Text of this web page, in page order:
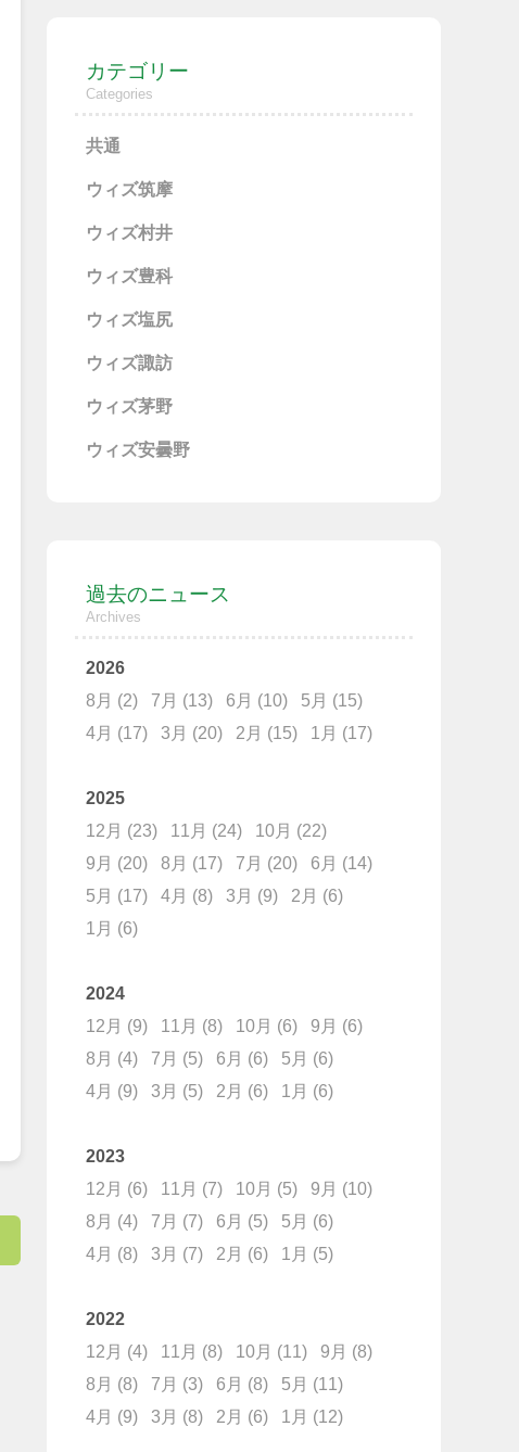
カテゴリー
Categories
共通
ウィズ筑摩
ウィズ村井
ウィズ豊科
ウィズ塩尻
ウィズ諏訪
ウィズ茅野
ウィズ安曇野
過去のニュース
Archives
2026
8月 (2) 7月 (13) 6月 (10) 5月 (15)
4月 (17) 3月 (20) 2月 (15) 1月 (17)
2025
12月 (23) 11月 (24) 10月 (22)
9月 (20) 8月 (17) 7月 (20) 6月 (14)
5月 (17) 4月 (8) 3月 (9) 2月 (6)
1月 (6)
2024
12月 (9) 11月 (8) 10月 (6) 9月 (6)
8月 (4) 7月 (5) 6月 (6) 5月 (6)
4月 (9) 3月 (5) 2月 (6) 1月 (6)
2023
12月 (6) 11月 (7) 10月 (5) 9月 (10)
8月 (4) 7月 (7) 6月 (5) 5月 (6)
4月 (8) 3月 (7) 2月 (6) 1月 (5)
2022
12月 (4) 11月 (8) 10月 (11) 9月 (8)
8月 (8) 7月 (3) 6月 (8) 5月 (11)
4月 (9) 3月 (8) 2月 (6) 1月 (12)